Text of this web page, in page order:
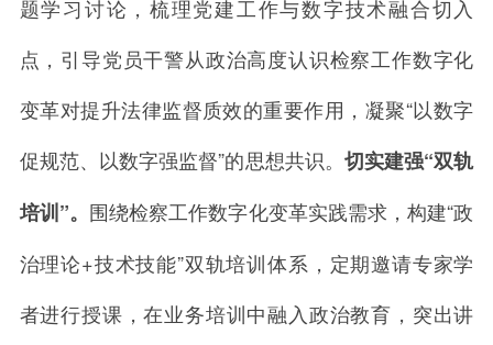
题学习讨论，梳理党建工作与数字技术融合切入
点，引导党员干警从政治高度认识检察工作数字化
变革对提升法律监督质效的重要作用，凝聚“以数字
促规范、以数字强监督”的思想共识。 切实建强“双轨
培训”。 围绕检察工作数字化变革实践需求，构建“政
治理论+技术技能”双轨培训体系，定期邀请专家学
者进行授课，在业务培训中融入政治教育，突出讲